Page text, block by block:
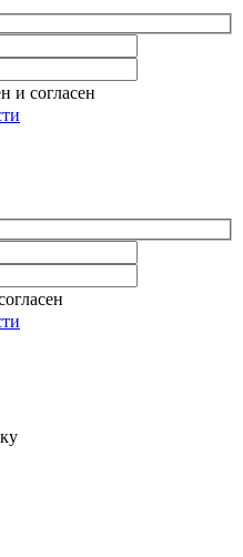
и согласен